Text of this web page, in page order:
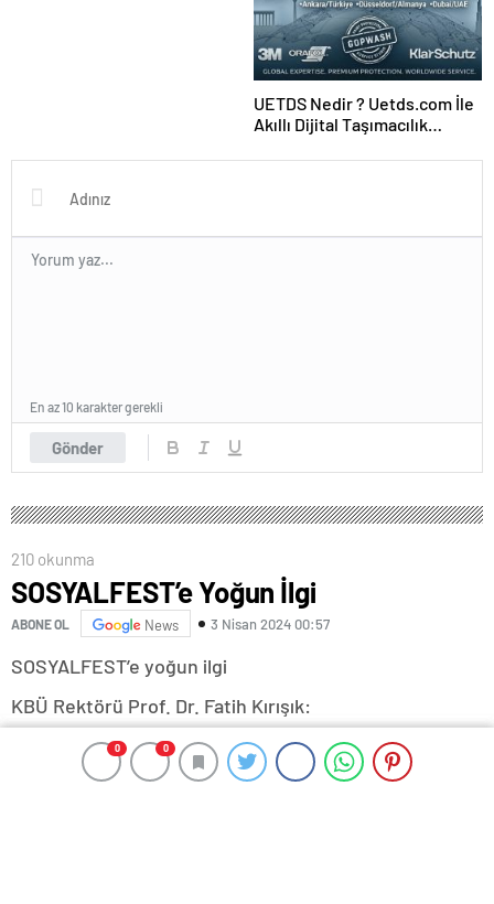
0 0
UETDS Nedir ? Uetds.com İle
Akıllı Dijital Taşımacılık
Gönder
En az 10 karakter gerekli
210 okunma
SOSYALFEST’e Yoğun İlgi
ABONE OL News 3 Nisan 2024 00:57
0 0
SOSYALFEST’e yoğun ilgi
KBÜ Rektörü Prof. Dr. Fatih Kırışık:
“Öğrencilerimizden, gençlerimizden büyük bir ilgiyle
karşılaştık. Lise, ortaokul ve üniversite kategorisinden